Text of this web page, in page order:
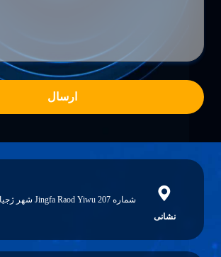
ارسال
نشانی
شماره 207 Jingfa Raod Yiwu شهر ژجیانگ چین